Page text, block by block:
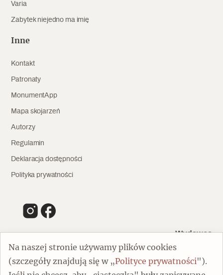
Na naszej stronie używamy plików cookies
(szczegóły znajdują się w „Polityce prywatności").
Varia
Zabytek niejedno ma imię
Inne
Kontakt
Patronaty
MonumentApp
Mapa skojarzeń
Autorzy
Regulamin
Deklaracja dostępności
Polityka prywatności
Wydawca
00-805 Warszawa